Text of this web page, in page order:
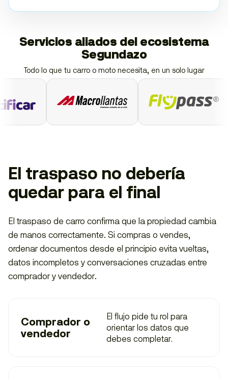
Servicios aliados del ecosistema
Segundazo
Todo lo que tu carro o moto necesita, en un solo lugar
El traspaso no debería
quedar para el final
El traspaso de carro confirma que la propiedad cambia
de manos correctamente. Si compras o vendes,
ordenar documentos desde el principio evita vueltas,
datos incompletos y conversaciones cruzadas entre
comprador y vendedor.
Comprador o
vendedor
El flujo pide tu rol para
orientar los datos que
debes completar.